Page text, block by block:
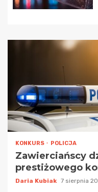
KONKURS POLICJA
Zawierciańscy
prestiżowego
Daria Kubiak 7 sierpnia